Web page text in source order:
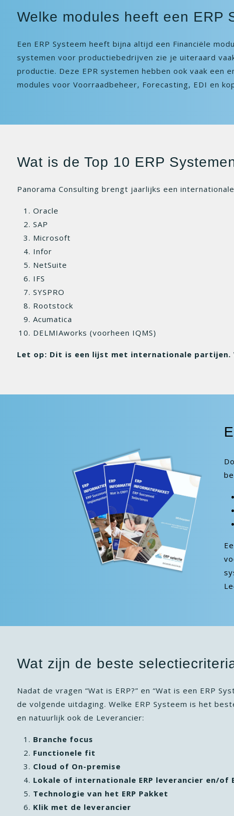
Welke modules heeft een ERP
Een ERP Systeem heeft bijna altijd een Financiële
systemen voor productiebedrijven zie je uiteraard
productie. Deze EPR systemen hebben ook vaak een
modules voor Voorraadbeheer, Forecasting, EDI en
Wat is de Top 10 ERP
Panorama Consulting brengt jaarlijks een
Oracle
SAP
Microsoft
Infor
NetSuite
IFS
SYSPRO
Rootstock
Acumatica
DELMIAworks (voorheen IQMS)
Let op: Dit is een lijst met internationale partijen.
Wat zijn de beste
Nadat de vragen “Wat is ERP?” en “Wat is een ERP
de volgende uitdaging. Welke ERP Systeem is het
en natuurlijk ook de Leverancier:
Branche focus
Functionele fit
Cloud of On-premise
Lokale of internationale ERP leverancier en/of
Technologie van het ERP Pakket
Klik met de leverancier